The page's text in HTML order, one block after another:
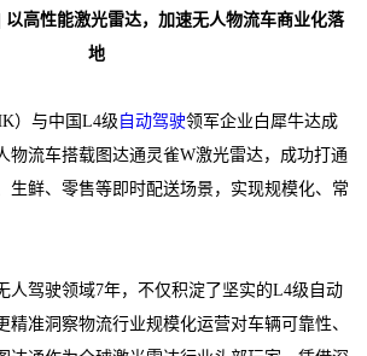
高性能激光雷达，加速无人物流车商业化落
地
）与中国L4级 自动驾驶领军企业白犀牛达成
物流车搭载图达通灵雀W激光雷达，成功打通
生鲜、零售等即时配送场景，实现规模化、常
驾驶领域7年，不仅积淀了坚实的L4级自动
精准洞察物流行业规模化运营对车辆可靠性、